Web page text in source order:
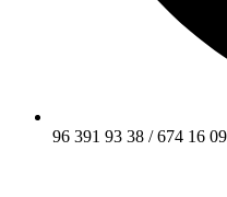
96 391 93 38 / 674 16